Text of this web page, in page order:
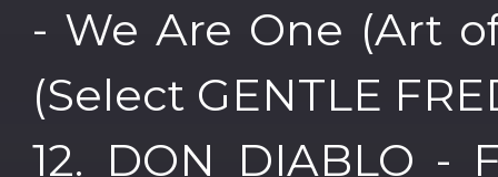
- We Are One (Art
(Select GENTLE
12. DON DIABLO -